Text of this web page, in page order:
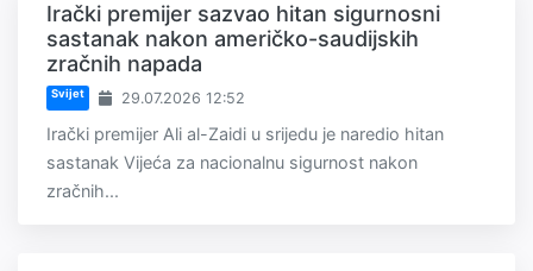
Irački premijer sazvao hitan sigurnosni
sastanak nakon američko-saudijskih
zračnih napada
Svijet 29.07.2026 12:52
Irački premijer Ali al-Zaidi u srijedu je naredio hitan
sastanak Vijeća za nacionalnu sigurnost nakon
zračnih...